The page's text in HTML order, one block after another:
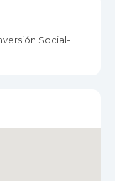
Social-